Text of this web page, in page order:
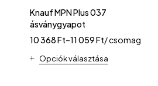
Knauf MPN Plus 037
ásványgyapot
10 368Ft–11 059Ft/ csomag
Opciók választása